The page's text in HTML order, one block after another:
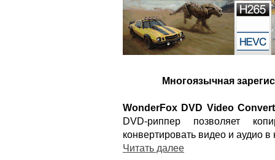
Многоязычная
WonderFox DVD Video
DVD-риппер позволяет
конвертировать видео и аудио
Читать далее